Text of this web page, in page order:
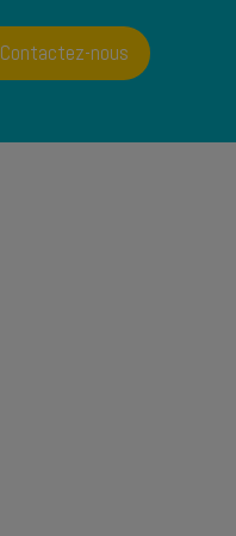
Contactez-nous
Blog